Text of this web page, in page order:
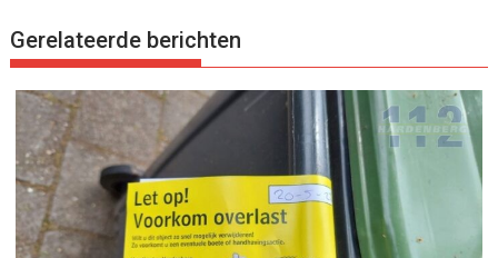
Gerelateerde berichten